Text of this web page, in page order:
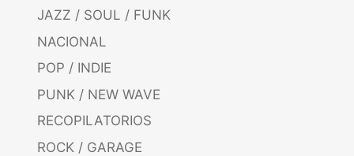
JAZZ / SOUL / FUNK
NACIONAL
POP / INDIE
PUNK / NEW WAVE
RECOPILATORIOS
ROCK / GARAGE